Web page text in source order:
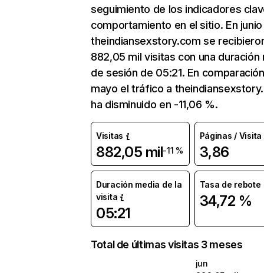
seguimiento de los indicadores
comportamiento en el sitio. En junio
theindiansexstory.com se
882,05 mil visitas con una duración
de sesión de 05:21. En
mayo el tráfico a
ha disminuido en -11,06 %.
Visitas
882,05 mil-11 %
Páginas / Visita
3,86
Duración media de la
visita
05:21
Tasa de rebote
34,72 %
Total de últimas visitas 3 meses
jun